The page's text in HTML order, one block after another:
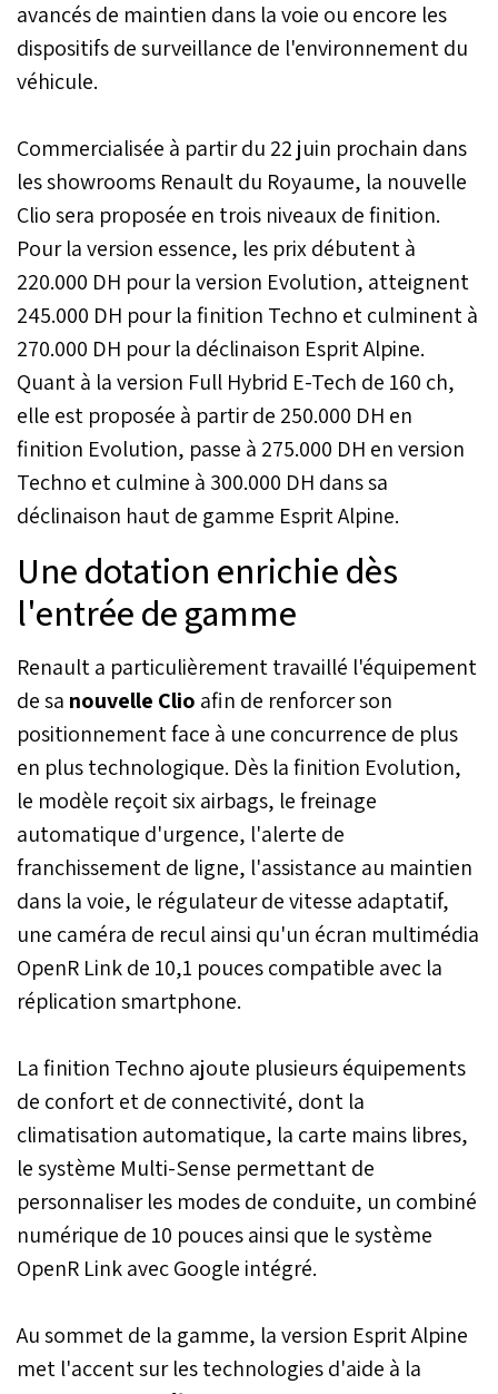
avancés de maintien dans la voie ou encore les
dispositifs de surveillance de l'environnement du
véhicule.
Commercialisée à partir du 22 juin prochain dans
les showrooms Renault du Royaume, la nouvelle
Clio sera proposée en trois niveaux de finition.
Pour la version essence, les prix débutent à
220.000 DH pour la version Evolution, atteignent
245.000 DH pour la finition Techno et culminent à
270.000 DH pour la déclinaison Esprit Alpine.
Quant à la version Full Hybrid E-Tech de 160 ch,
elle est proposée à partir de 250.000 DH en
finition Evolution, passe à 275.000 DH en version
Techno et culmine à 300.000 DH dans sa
déclinaison haut de gamme Esprit Alpine.
Une dotation enrichie dès
l'entrée de gamme
Renault a particulièrement travaillé l'équipement
de sa nouvelle Clio afin de renforcer son
positionnement face à une concurrence de plus
en plus technologique. Dès la finition Evolution,
le modèle reçoit six airbags, le freinage
automatique d'urgence, l'alerte de
franchissement de ligne, l'assistance au maintien
dans la voie, le régulateur de vitesse adaptatif,
une caméra de recul ainsi qu'un écran multimédia
OpenR Link de 10,1 pouces compatible avec la
réplication smartphone.
La finition Techno ajoute plusieurs équipements
de confort et de connectivité, dont la
climatisation automatique, la carte mains libres,
le système Multi-Sense permettant de
personnaliser les modes de conduite, un combiné
numérique de 10 pouces ainsi que le système
OpenR Link avec Google intégré.
Au sommet de la gamme, la version Esprit Alpine
met l'accent sur les technologies d'aide à la